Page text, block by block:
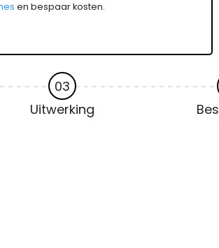
en bespaar kosten.
03
Uitwerking